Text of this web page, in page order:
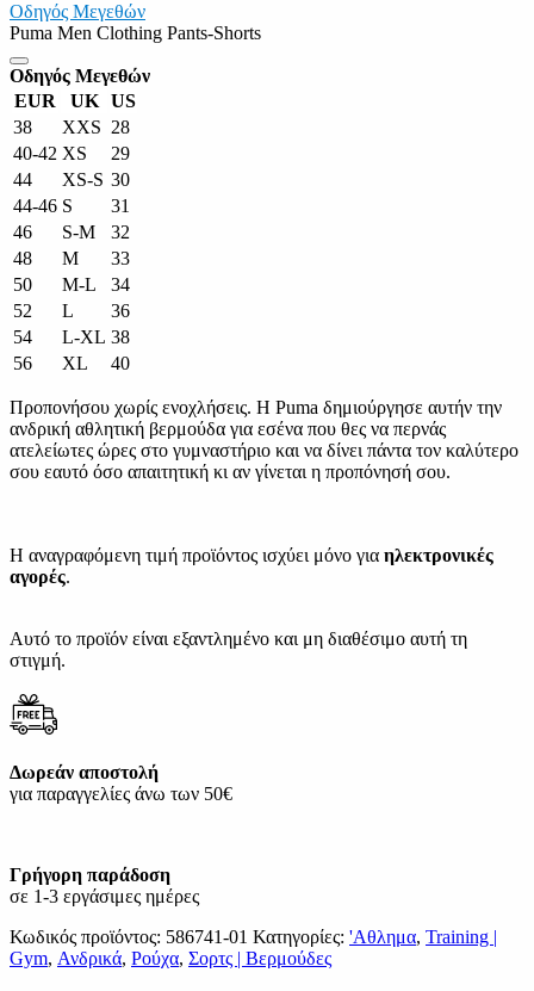
Οδηγός Μεγεθών
Puma Men Clothing Pants-Shorts
Οδηγός Μεγεθών
EUR
UK
US
38
XXS 28
40-42 XS
29
44
XS-S 30
44-46 S
31
46
S-M
32
48
M
33
50
M-L
34
52
L
36
54
L-XL 38
56
XL 40
Προπονήσου χωρίς ενοχλήσεις. Η Puma δημιούργησε αυτήν την
ανδρική αθλητική βερμούδα για εσένα που θες να περνάς
ατελείωτες ώρες στο γυμναστήριο και να δίνει πάντα τον καλύτερο
σου εαυτό όσο απαιτητική κι αν γίνεται η προπόνησή σου.
Η αναγραφόμενη τιμή προϊόντος ισχύει μόνο για ηλεκτρονικές
αγορές.
Αυτό το προϊόν είναι εξαντλημένο και μη διαθέσιμο αυτή τη
στιγμή.
Δωρεάν αποστολή
για παραγγελίες άνω των 50€
Γρήγορη παράδοση
σε 1-3 εργάσιμες ημέρες
Κωδικός προϊόντος: 586741-01 Κατηγορίες: 'Αθλημα, Training |
Gym, Ανδρικά, Ρούχα, Σορτς | Βερμούδες